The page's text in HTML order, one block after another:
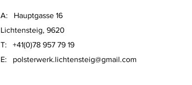
Schnellansicht
A: Hauptgasse 16
Lichtensteig, 9620
T: +41(0)78 957 79 19
​E: polsterwerk.lichtensteig@gmail.com